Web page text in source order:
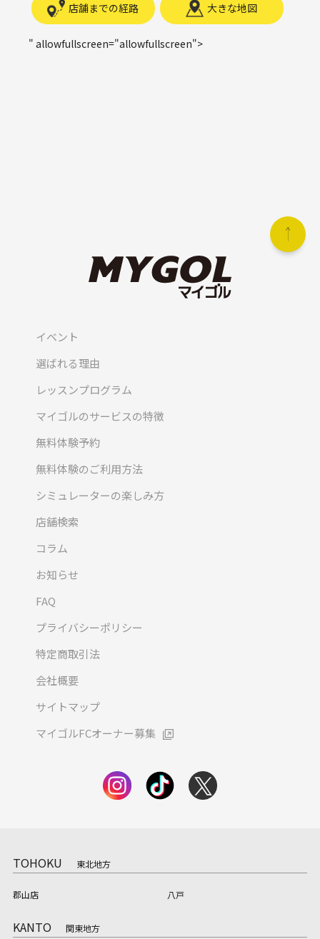
店舗までの経路 大きな地図
" allowfullscreen="allowfullscreen">
イベント
選ばれる理由
レッスンプログラム
マイゴルのサービスの特徴
無料体験予約
無料体験のご利用方法
シミュレーターの楽しみ方
店舗検索
コラム
お知らせ
FAQ
プライバシーポリシー
特定商取引法
会社概要
サイトマップ
マイゴルFCオーナー募集
TOHOKU 東北地方
郡山店 八戸
KANTO 関東地方